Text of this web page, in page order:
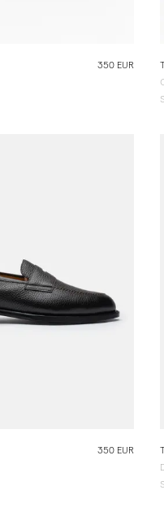
350 EUR
350 EUR